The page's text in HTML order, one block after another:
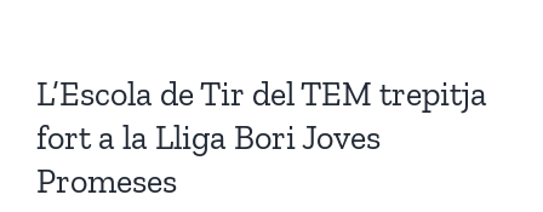
L’Escola de Tir del TEM trepitja
fort a la Lliga Bori Joves
Promeses